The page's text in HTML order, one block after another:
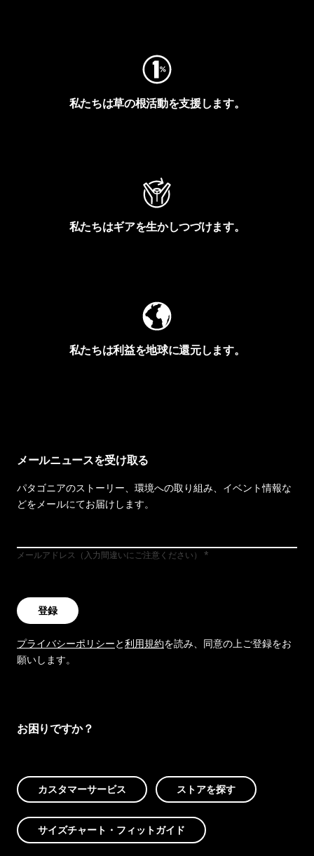
私たちは草の根活動を支援します。
私たちはギアを生かしつづけます。
私たちは利益を地球に還元します。
メールニュースを受け取る
パタゴニアのストーリー、環境への取り組み、イベント情報な
どをメールにてお届けします。
メールアドレス（入力間違いにご注意ください）
登録
プライバシーポリシーと利用規約を読み、同意の上ご登録をお
願いします。
お困りですか？
カスタマーサービス ストアを探す
サイズチャート・フィットガイド